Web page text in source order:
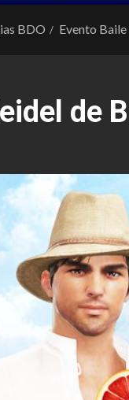
BDO Evento
de